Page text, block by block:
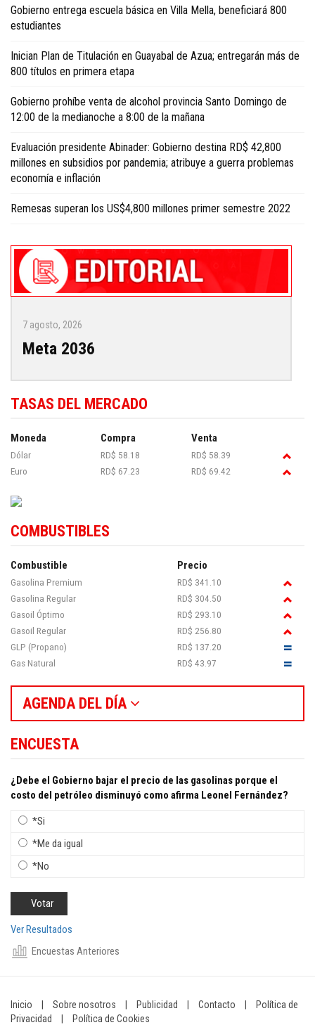
Gobierno entrega escuela básica en Villa Mella, beneficiará 800
estudiantes
Inician Plan de Titulación en Guayabal de Azua; entregarán más de
800 títulos en primera etapa
Gobierno prohíbe venta de alcohol provincia Santo Domingo de
12:00 de la medianoche a 8:00 de la mañana
Evaluación presidente Abinader: Gobierno destina RD$ 42,800
millones en subsidios por pandemia; atribuye a guerra problemas
economía e inflación
Remesas superan los US$4,800 millones primer semestre 2022
7 agosto, 2026
Meta 2036
TASAS DEL MERCADO
Moneda Compra Venta
Dólar RD$ 58.18
RD$ 58.39
Euro
RD$ 67.23 RD$ 69.42
COMBUSTIBLES
Combustible Precio
Gasolina Premium
RD$ 341.10
Gasolina Regular
RD$ 304.50
Gasoil Óptimo
RD$ 293.10
Gasoil Regular
RD$ 256.80
GLP (Propano)
RD$ 137.20
Gas Natural
RD$ 43.97
AGENDA DEL DÍA
ENCUESTA
¿Debe el Gobierno bajar el precio de las gasolinas porque el
costo del petróleo disminuyó como afirma Leonel Fernández?
*Si
*Me da igual
*No
Ver Resultados
Encuestas Anteriores
Inicio Sobre nosotros Publicidad Contacto
Política de
Privacidad
Política de Cookies